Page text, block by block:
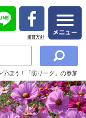
運営方針
ぼう！「防リーグ」の参加